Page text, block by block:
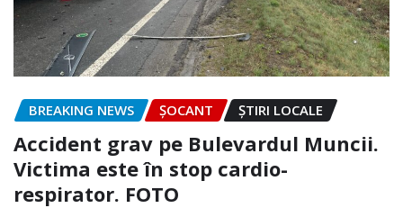
BREAKING NEWS ȘOCANT ȘTIRI LOCALE
Accident grav pe Bulevardul Muncii.
Victima este în stop cardio-
respirator. FOTO